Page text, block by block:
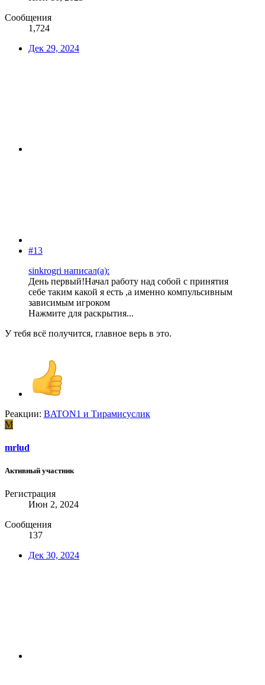
Сообщения
1,724
Дек 29, 2024
#13
sinkrogri написал(а):
День первый!Начал работу над собой с принятия
себе таким какой я есть ,а именно компульсивным
зависимым игроком
Нажмите для раскрытия...
У тебя всё получится, главное верь в это.
Реакции: BATON1 и Тирамисуслик
M
mrlud
Активный участник
Регистрация
Июн 2, 2024
Сообщения
137
Дек 30, 2024